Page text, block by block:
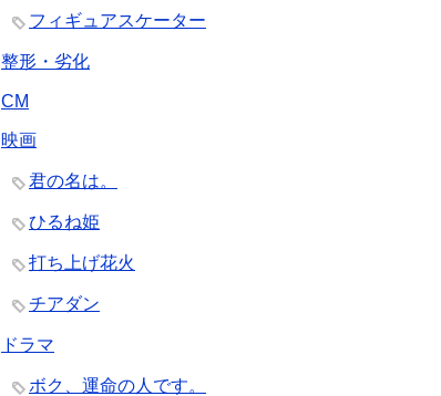
フィギュアスケーター
整形・劣化
CM
映画
君の名は。
ひるね姫
打ち上げ花火
チアダン
ドラマ
ボク、運命の人です。